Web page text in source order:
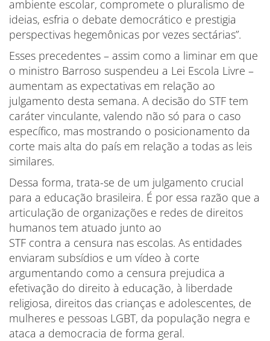
ambiente escolar, compromete o pluralismo de
ideias, esfria o debate democrático e prestigia
perspectivas hegemônicas por vezes sectárias”.
Esses precedentes – assim como a liminar em que
o ministro Barroso suspendeu a Lei Escola Livre –
aumentam as expectativas em relação ao
julgamento desta semana. A decisão do STF tem
caráter vinculante, valendo não só para o caso
específico, mas mostrando o posicionamento da
corte mais alta do país em relação a todas as leis
similares.
Dessa forma, trata-se de um julgamento crucial
para a educação brasileira. É por essa razão que a
articulação de organizações e redes de direitos
humanos tem atuado junto ao
STF contra a censura nas escolas. As entidades
enviaram subsídios e um vídeo à corte
argumentando como a censura prejudica a
efetivação do direito à educação, à liberdade
religiosa, direitos das crianças e adolescentes, de
mulheres e pessoas LGBT, da população negra e
ataca a democracia de forma geral.